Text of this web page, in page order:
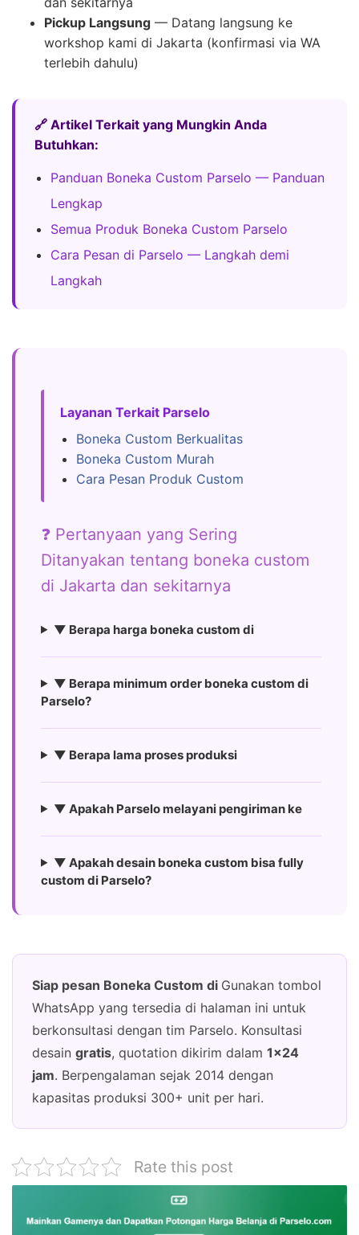
Pickup Langsung — Datang langsung ke
workshop kami di Jakarta (konfirmasi via WA
terlebih dahulu)
🔗 Artikel Terkait yang Mungkin Anda
Butuhkan:
Panduan Boneka Custom Parselo — Panduan
Lengkap
Semua Produk Boneka Custom Parselo
Cara Pesan di Parselo — Langkah demi
Langkah
Layanan Terkait Parselo
Boneka Custom Berkualitas
Boneka Custom Murah
Cara Pesan Produk Custom
❓ Pertanyaan yang Sering
Ditanyakan tentang boneka custom
di Jakarta dan sekitarnya
▼ Berapa harga boneka custom di
▼ Berapa minimum order boneka custom di
Parselo?
▼ Berapa lama proses produksi
▼ Apakah Parselo melayani pengiriman ke
▼ Apakah desain boneka custom bisa fully
custom di Parselo?
Siap pesan Boneka Custom di Gunakan tombol
WhatsApp yang tersedia di halaman ini untuk
berkonsultasi dengan tim Parselo. Konsultasi
desain gratis, quotation dikirim dalam 1×24
jam. Berpengalaman sejak 2014 dengan
kapasitas produksi 300+ unit per hari.
Rate this post